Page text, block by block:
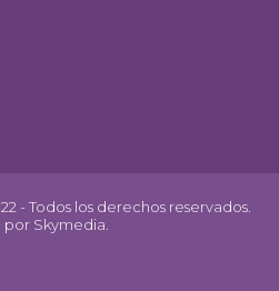
- Todos los derechos reservados.
por Skymedia.